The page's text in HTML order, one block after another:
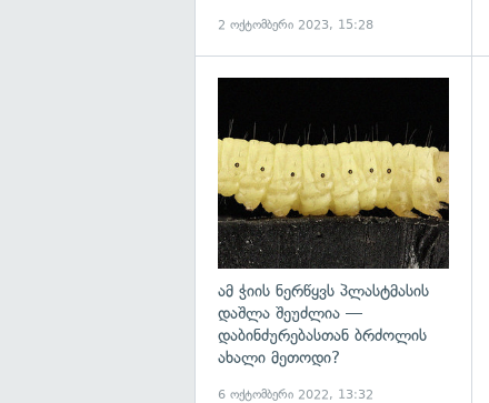
2 ოქტომბერი 2023, 15:28
ამ ჭიის ნერწყვს პლასტმასის
დაშლა შეუძლია —
დაბინძურებასთან ბრძოლის
ახალი მეთოდი?
6 ოქტომბერი 2022, 13:32